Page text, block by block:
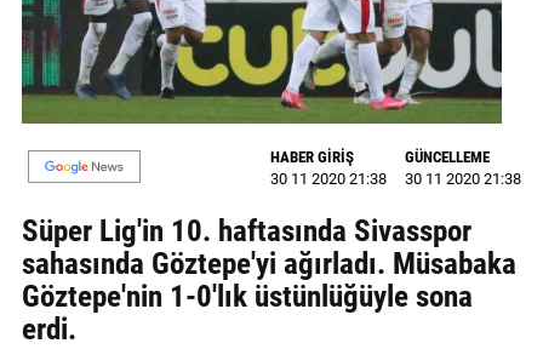
YAZARLAR
BİZE
ULAŞIN
Gizlilik
Sözleşmesi
Kullanıcı
HABER GİRİŞ
30 11 2020 21:38
GÜNCELLEME
30 11 2020 21:38
Süper Lig'in 10. haftasında Sivasspor
sahasında Göztepe'yi ağırladı. Müsabaka
Göztepe'nin 1-0'lık üstünlüğüyle sona
erdi.